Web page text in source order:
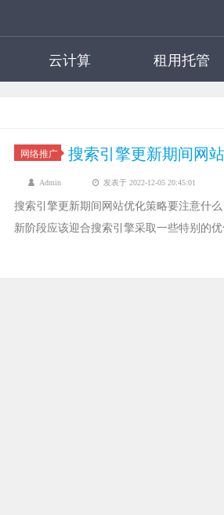
云计算 租用托管
网络推广 搜索引擎更新期间网
Admin 发表于 2022-12-05 20:45:01
搜索引擎更新期间网站优化策略要注意什
新阶段应该迎合搜索引擎采取一些特别的